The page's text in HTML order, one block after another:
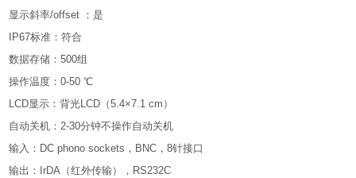
显示斜率/offset ：是
IP67标准：符合
数据存储：500组
操作温度：0-50 ℃
LCD显示：背光LCD（5.4×7.1 cm）
自动关机：2-30分钟不操作自动关机
输入：DC phono sockets，BNC，8针接口
输出：IrDA（红外传输），RS232C